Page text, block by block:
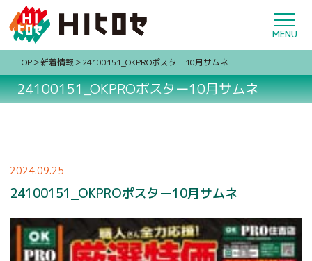
TOP 新着情報 24100151_OKPROポスター10月サムネ
24100151_OKPROポスター10月サムネ
2024.09.25
24100151_OKPROポスター10月サムネ